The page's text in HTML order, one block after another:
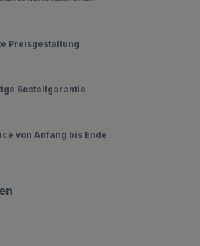
Preisgestaltung
Bestellgarantie
von Anfang bis Ende